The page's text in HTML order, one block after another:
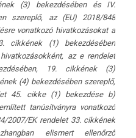
(3) bekezdésében és IV.
szereplő, az (EU) 2018/848
vonatkozó hivatkozásokat a
cikkének (1) bekezdésében
az e rendelet
19. cikkének (3)
(4) bekezdésében szereplő,
45. cikke (1) bekezdése b)
tanúsítványra vonatkozó
2007/EK rendelet 33. cikkének
elismert ellenőrző